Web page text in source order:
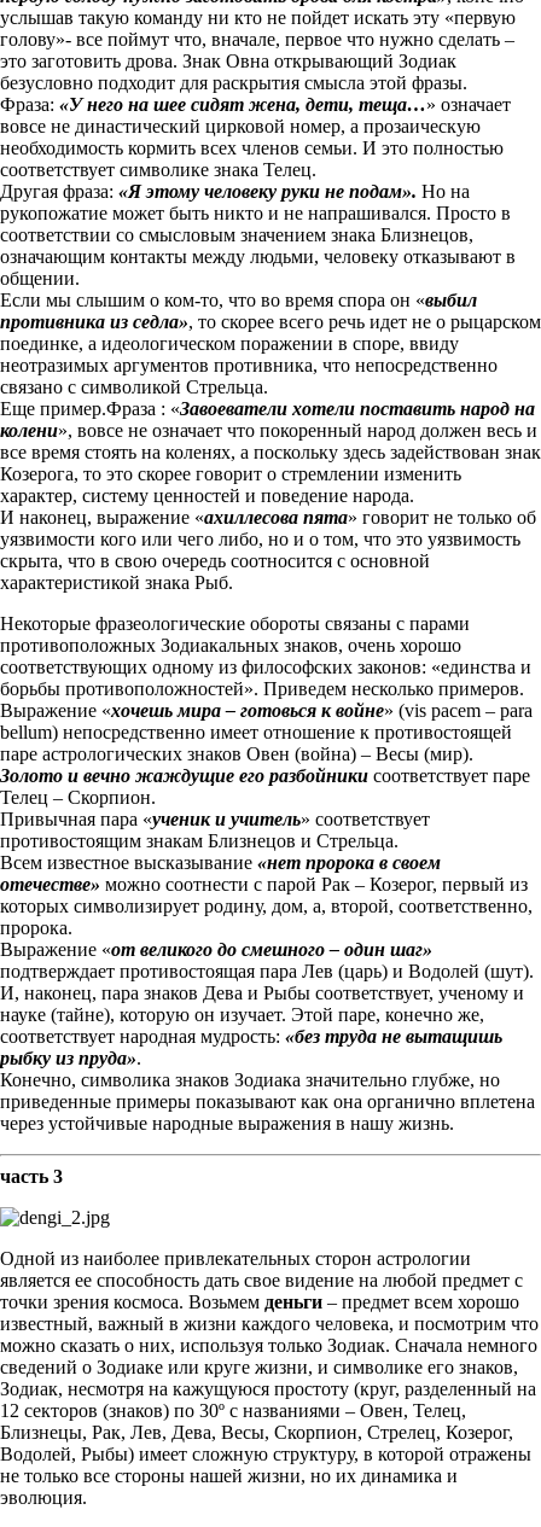
услышав такую команду ни кто не пойдет искать эту «первую
голову»- все поймут что, вначале, первое что нужно сделать –
это заготовить дрова. Знак Овна открывающий Зодиак
безусловно подходит для раскрытия смысла этой фразы.
Фраза: «У него на шее сидят жена, дети, теща…» означает
вовсе не династический цирковой номер, а прозаическую
необходимость кормить всех членов семьи. И это полностью
соответствует символике знака Телец.
Другая фраза: «Я этому человеку руки не подам». Но на
рукопожатие может быть никто и не напрашивался. Просто в
соответствии со смысловым значением знака Близнецов,
означающим контакты между людьми, человеку отказывают в
общении.
Если мы слышим о ком-то, что во время спора он «выбил
противника из седла», то скорее всего речь идет не о рыцарском
поединке, а идеологическом поражении в споре, ввиду
неотразимых аргументов противника, что непосредственно
связано с символикой Стрельца.
Еще пример.Фраза : «Завоеватели хотели поставить народ на
колени», вовсе не означает что покоренный народ должен весь и
все время стоять на коленях, а поскольку здесь задействован знак
Козерога, то это скорее говорит о стремлении изменить
характер, систему ценностей и поведение народа.
И наконец, выражение «ахиллесова пята» говорит не только об
уязвимости кого или чего либо, но и о том, что это уязвимость
скрыта, что в свою очередь соотносится с основной
характеристикой знака Рыб.
Некоторые фразеологические обороты связаны с парами
противоположных Зодиакальных знаков, очень хорошо
соответствующих одному из философских законов: «единства и
борьбы противоположностей». Приведем несколько примеров.
Выражение «хочешь мира – готовься к войне» (vis pacem – para
bellum) непосредственно имеет отношение к противостоящей
паре астрологических знаков Овен (война) – Весы (мир).
Золото и вечно жаждущие его разбойники соответствует паре
Телец – Скорпион.
Привычная пара «ученик и учитель» соответствует
противостоящим знакам Близнецов и Стрельца.
Всем известное высказывание «нет пророка в своем
отечестве» можно соотнести с парой Рак – Козерог, первый из
которых символизирует родину, дом, а, второй, соответственно,
пророка.
Выражение «от великого до смешного – один шаг»
подтверждает противостоящая пара Лев (царь) и Водолей (шут).
И, наконец, пара знаков Дева и Рыбы соответствует, ученому и
науке (тайне), которую он изучает. Этой паре, конечно же,
соответствует народная мудрость: «без труда не вытащишь
рыбку из пруда».
Конечно, символика знаков Зодиака значительно глубже, но
приведенные примеры показывают как она органично вплетена
через устойчивые народные выражения в нашу жизнь.
часть 3
Одной из наиболее привлекательных сторон астрологии
является ее способность дать свое видение на любой предмет с
точки зрения космоса. Возьмем деньги – предмет всем хорошо
известный, важный в жизни каждого человека, и посмотрим что
можно сказать о них, используя только Зодиак. Сначала немного
сведений о Зодиаке или круге жизни, и символике его знаков,
Зодиак, несмотря на кажущуюся простоту (круг, разделенный на
12 секторов (знаков) по 30º с названиями – Овен, Телец,
Близнецы, Рак, Лев, Дева, Весы, Скорпион, Стрелец, Козерог,
Водолей, Рыбы) имеет сложную структуру, в которой отражены
не только все стороны нашей жизни, но их динамика и
эволюция.